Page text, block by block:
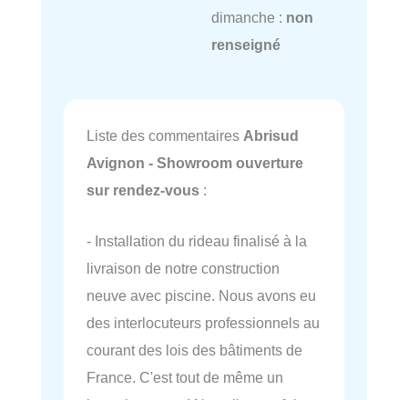
dimanche : non
renseigné
Liste des commentaires Abrisud
Avignon - Showroom ouverture
sur rendez-vous :
- Installation du rideau finalisé à la
livraison de notre construction
neuve avec piscine. Nous avons eu
des interlocuteurs professionnels au
courant des lois des bâtiments de
France. C'est tout de même un